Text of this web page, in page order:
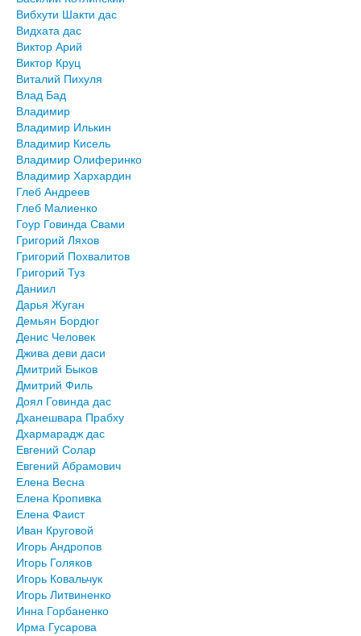
Вибхути Шакти дас
Видхата дас
Виктор Арий
Виктор Круц
Виталий Пихуля
Влад Бад
Владимир
Владимир Илькин
Владимир Кисель
Владимир Олиферинко
Владимир Хархардин
Глеб Андреев
Глеб Малиенко
Гоур Говинда Свами
Григорий Ляхов
Григорий Похвалитов
Григорий Туз
Даниил
Дарья Жуган
Демьян Бордюг
Денис Человек
Джива деви даси
Дмитрий Быков
Дмитрий Филь
Доял Говинда дас
Дханешвара Прабху
Дхармарадж дас
Евгений Солар
Евгений Абрамович
Елена Весна
Елена Кропивка
Елена Фаист
Иван Круговой
Игорь Андропов
Игорь Голяков
Игорь Ковальчук
Игорь Литвиненко
Инна Горбаненко
Ирма Гусарова